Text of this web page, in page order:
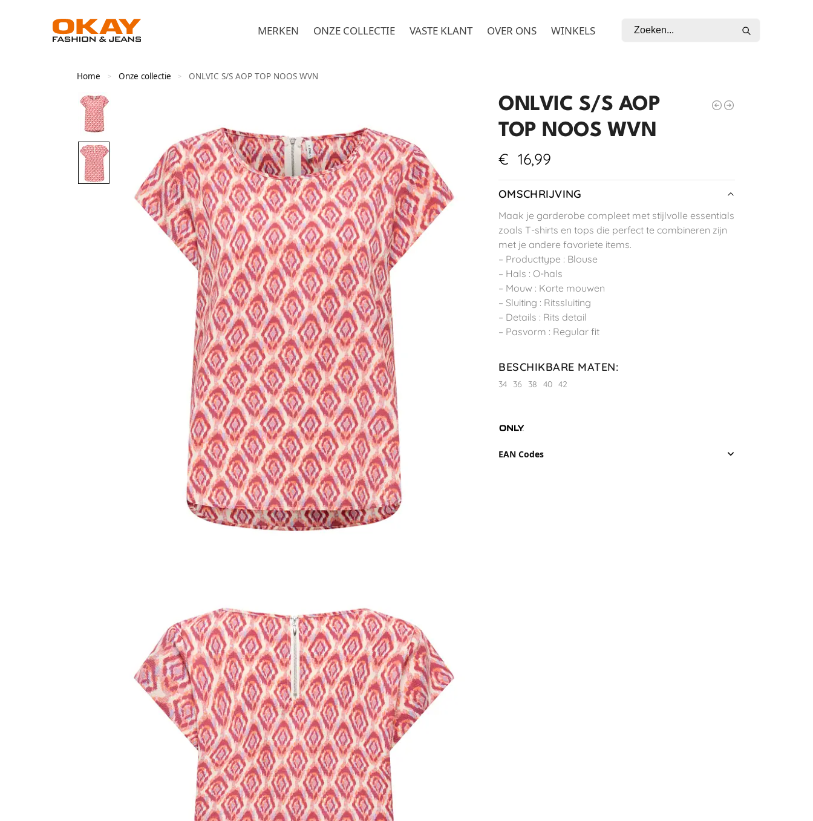
MERKEN ONZE COLLECTIE VASTE KLANT OVER ONS WINKELS
Home > Onze collectie > ONLVIC S/S AOP TOP NOOS WVN
ONLVIC S/S AOP
TOP NOOS WVN
€ 16,99
OMSCHRIJVING
Maak je garderobe compleet met stijlvolle essentials
zoals T-shirts en tops die perfect te combineren zijn
met je andere favoriete items.
– Producttype : Blouse
– Hals : O-hals
– Mouw : Korte mouwen
– Sluiting : Ritssluiting
– Details : Rits detail
– Pasvorm : Regular fit
BESCHIKBARE MATEN:
34 36 38 40 42
EAN Codes